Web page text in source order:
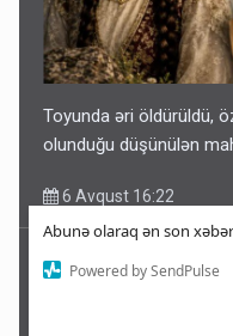
Abunə olaraq ən son
Powered by SendPulse
Toyunda əri öldürüldü,
olunduğu düşünülən
6 Avqust 16:22